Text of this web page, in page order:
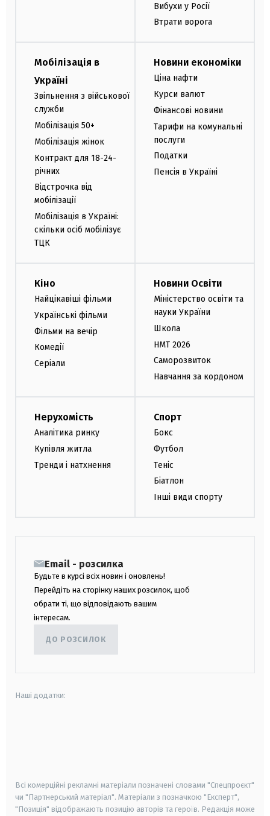
Вибухи у Росії
Втрати ворога
Мобілізація в
Україні
Звільнення з військової
служби
Мобілізація 50+
Мобілізація жінок
Контракт для 18-24-
річних
Відстрочка від
мобілізації
Мобілізація в Україні:
скільки осіб мобілізує
ТЦК
Новини економіки
Ціна нафти
Курси валют
Фінансові новини
Тарифи на комунальні
послуги
Податки
Пенсія в Україні
Кіно
Найцікавіші фільми
Українські фільми
Фільми на вечір
Комедії
Серіали
Новини Освіти
Міністерство освіти та
науки України
Школа
НМТ 2026
Саморозвиток
Навчання за кордоном
Нерухомість
Аналітика ринку
Купівля житла
Тренди і натхнення
Спорт
Бокс
Футбол
Теніс
Біатлон
Інші види спорту
Email - розсилка
Будьте в курсі всіх новин і оновлень!
Перейдіть на сторінку наших розсилок, щоб
обрати ті, що відповідають вашим
інтересам.
ДО РОЗСИЛОК
Наші додатки:
Всі комерційні рекламні матеріали позначені словами "Спецпроєкт"
чи "Партнерський матеріал". Матеріали з позначкою "Експерт",
"Позиція" відображають позицію авторів та героїв. Редакція може